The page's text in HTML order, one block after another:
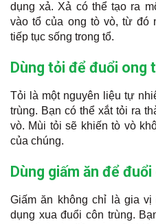
dụng xả. Xả có thể tạo ra
vào tổ của ong tò vò, từ đó
tiếp tục sống trong tổ.
Dùng tỏi để đuổi ong
Tỏi là một nguyên liệu tự
trùng. Bạn có thể xắt tỏi ra
vò. Mùi tỏi sẽ khiến tò vò
của chúng.
Dùng giấm ăn để
Giấm ăn không chỉ là gia
dụng xua đuổi côn trùng.